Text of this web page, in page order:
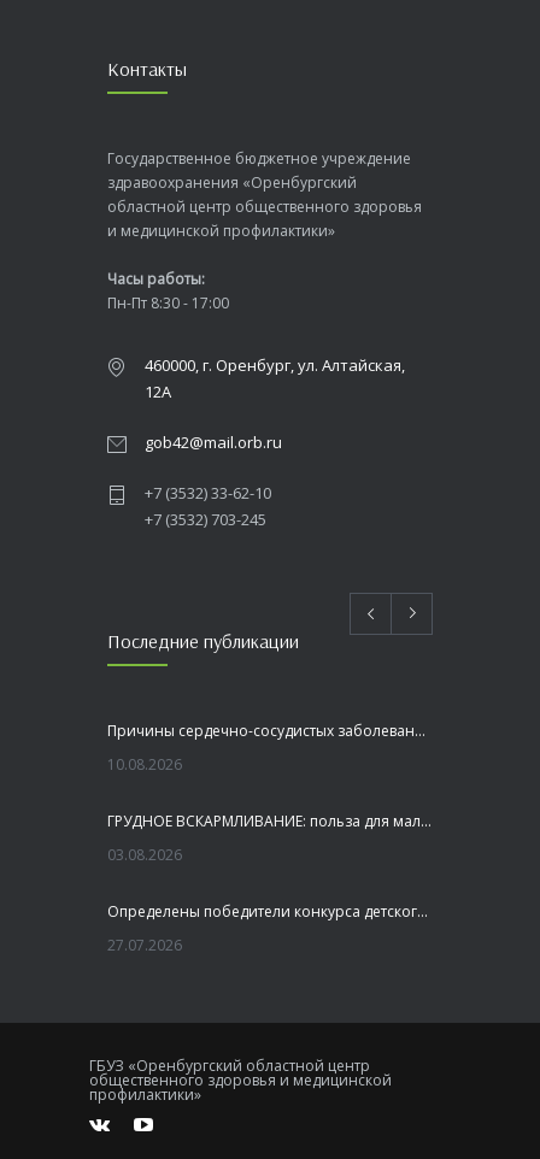
Контакты
Государственное бюджетное учреждение
здравоохранения «Оренбургский
областной центр общественного здоровья
и медицинской профилактики»
Часы работы:
Пн-Пт 8:30 - 17:00
460000, г. Оренбург, ул. Алтайская,
12А
gob42@mail.orb.ru
+7 (3532) 33-62-10
+7 (3532) 703-245
Последние публикации
Причины сердечно-сосудистых заболеваний
10.08.2026
ГРУДНОЕ ВСКАРМЛИВАНИЕ: польза для малыша и мамы
03.08.2026
Определены победители конкурса детского рисунка «Я шагаю по Оренбуржью»
27.07.2026
23.07.2026
ГБУЗ «Оренбургский областной центр
общественного здоровья и медицинской
профилактики»